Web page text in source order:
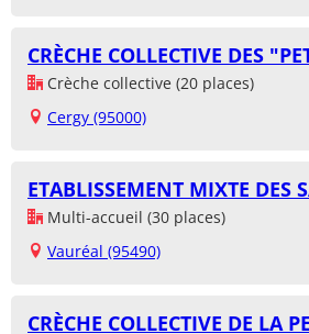
CRÈCHE COLLECTIVE DES
Crèche collective (20 places)
Cergy (95000)
ETABLISSEMENT MIXTE DES
Multi-accueil (30 places)
Vauréal (95490)
CRÈCHE COLLECTIVE DE LA